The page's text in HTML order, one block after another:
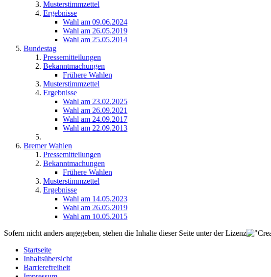
Musterstimmzettel
Ergebnisse
Wahl am 09.06.2024
Wahl am 26.05.2019
Wahl am 25.05.2014
Bundestag
Pressemitteilungen
Bekanntmachungen
Frühere Wahlen
Musterstimmzettel
Ergebnisse
Wahl am 23.02.2025
Wahl am 26.09.2021
Wahl am 24.09.2017
Wahl am 22.09.2013
Bremer Wahlen
Pressemitteilungen
Bekanntmachungen
Frühere Wahlen
Musterstimmzettel
Ergebnisse
Wahl am 14.05.2023
Wahl am 26.05.2019
Wahl am 10.05.2015
Sofern nicht anders angegeben, stehen die Inhalte dieser Seite unter der Lizenz
Startseite
Inhaltsübersicht
Barrierefreiheit